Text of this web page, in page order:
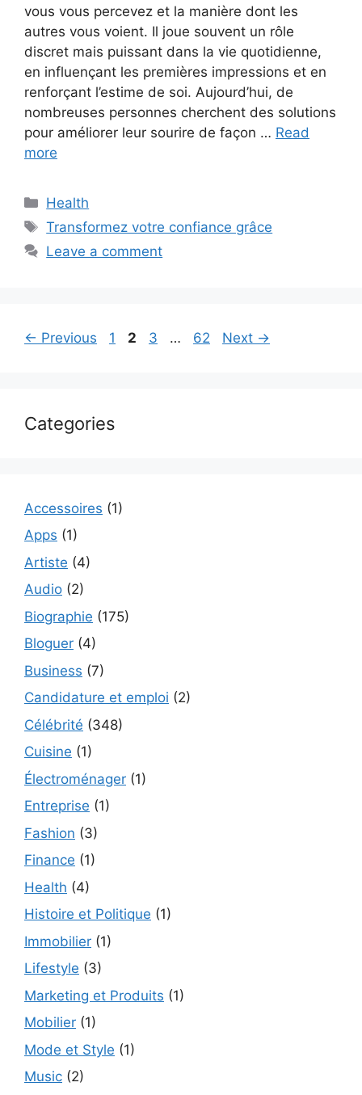
vous vous percevez et la manière dont les
autres vous voient. Il joue souvent un rôle
discret mais puissant dans la vie quotidienne,
en influençant les premières impressions et en
renforçant l’estime de soi. Aujourd’hui, de
nombreuses personnes cherchent des solutions
pour améliorer leur sourire de façon … Read
more
Categories
Health
Tags
Transformez votre confiance grâce
Leave a comment
← Previous Page
1 Page
2 Page
3 … Page
62 Next →
Categories
Accessoires (1)
Apps (1)
Artiste (4)
Audio (2)
Biographie (175)
Bloguer (4)
Business (7)
Candidature et emploi (2)
Célébrité (348)
Cuisine (1)
Électroménager (1)
Entreprise (1)
Fashion (3)
Finance (1)
Health (4)
Histoire et Politique (1)
Immobilier (1)
Lifestyle (3)
Marketing et Produits (1)
Mobilier (1)
Mode et Style (1)
Music (2)